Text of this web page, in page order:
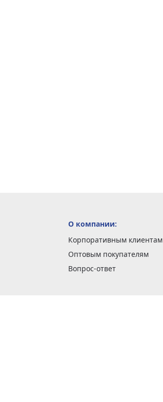
О компании:
Корпоративным клиентам
Оптовым покупателям
Вопрос-ответ